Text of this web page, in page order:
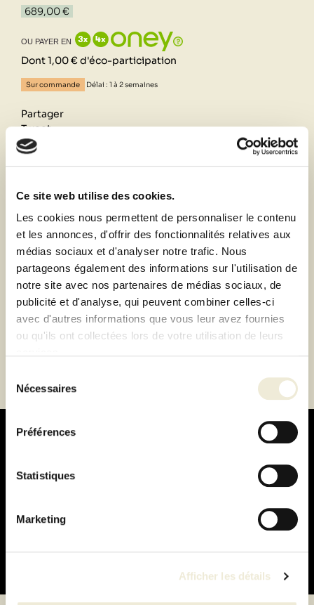
Ce site web utilise des cookies.
Les cookies nous permettent de personnaliser le contenu
et les annonces, d'offrir des fonctionnalités relatives aux
médias sociaux et d'analyser notre trafic. Nous
partageons également des informations sur l'utilisation de
notre site avec nos partenaires de médias sociaux, de
publicité et d'analyse, qui peuvent combiner celles-ci
avec d'autres informations que vous leur avez fournies
ou qu'ils ont collectées lors de votre utilisation de leurs
consentement
Nécessaires
Préférences
Statistiques
Marketing
Afficher les détails
689,00 €
OU PAYER EN
Dont 1,00 € d'éco-participation
Sur commande Délai : 1 à 2 semaines
Partager
Tweet
Pinterest
magasin
Paiement 100% sécurisé
Paiement en 3 ou 4 fois sans frais
Description
Fiche technique